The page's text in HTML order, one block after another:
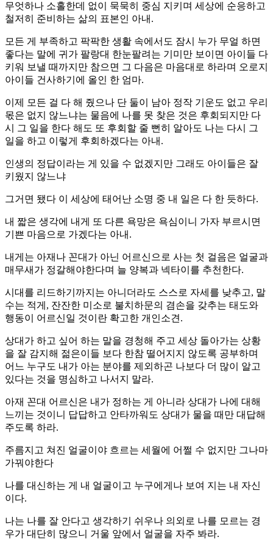
무엇하나 소홀한데 없이 묵묵히 중심 지키며 세상에 순응하고
철저히 준비하는 삶의 표본인 아내.
모든 게 부족하고 팍팍한 생활 속에서도 잠시 누가 무얼 하면
좋다는 말에 귀가 팔랑대 한눈팔려는 기미만 보이면 아이들 다
키워 보낼 때까지만 참으면 그 다음은 마음대로 하라며 오로지
아이들 건사하기에 올인 한 엄마.
이제 모든 걸 다 해 줬으나 단 둘이 남아 정작 기운도 없고 우리
몫은 없지 않느냐는 물음에 나를 못 찾은 것은 후회되지만 다
시 그 일을 한다 해도 또 후회할 줄 뻔히 알아도 나는 다시 그
일을 하고 이렇게 후회하겠다는 아내.
인생의 정답이라는 게 있을 수 없겠지만 그래도 아이들은 잘
키웠지 않느냐
그거면 됐다 이 세상에 태어난 소명 중 내 일은 다 한 듯하다.
내 짧은 생각에 내게 또 다른 욕망은 욕심이니 가자 부르시면
기쁜 마음으로 가겠다는 아내.
내게는 아재나 꼰대가 아닌 어르신으로 사는 첫 걸음은 얼굴과
매무새가 정갈해야한다며 늘 양복과 넥타이를 추천한다.
시대를 리드하기까지는 아니더라도 스스로 자세를 낮추고, 말
수는 적게, 잔잔한 미소로 불치하문의 겸손을 갖추는 태도와
행동이 어르신일 것이란 확고한 개인소견.
상대가 하고 싶어 하는 말을 경청해 주고 세상 돌아가는 상황
을 잘 감지해 젊은이들 보다 한참 떨어지지 않도록 공부하며
어느 누구도 내가 아는 분야를 제외하곤 나보다 더 많이 알고
있다는 것을 명심하고 나서지 말라.
아재 꼰대 어르신은 내가 정하는 게 아니라 상대가 나에 대해
느끼는 것이니 답답하고 안타까워도 상대가 물을 때만 대답해
주도록 하라.
주름지고 쳐진 얼굴이야 흐르는 세월에 어쩔 수 없지만 그나마
가꿔야한다
나를 대신하는 게 내 얼굴이고 누구에게나 보여 지는 내 자신
이다.
나는 나를 잘 안다고 생각하기 쉬우나 의외로 나를 모르는 경
우가 대단히 많으니 거울 앞에서 얼굴을 자주 봐라.